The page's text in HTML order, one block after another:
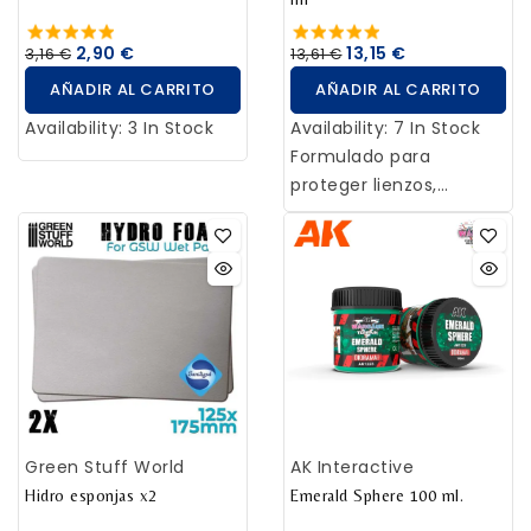
capa.
3,16 € 2,90 €
AÑADIR AL CARRITO
Availability: 3 In Stock
13,61 € 13,15 €
AÑADIR AL CARRITO
Availability: 7 In Stock
Formulado para
proteger lienzos,
madera imprimada,
metal, resina, algunos
plásticos y en general
superficies barnizables.
Proporciona una
protección duradera,
a las superficies
pintadas con óleos. Muy
Green Stuff World
Hidro esponjas x2
AK Interactive
Emerald Sphere 100 ml.